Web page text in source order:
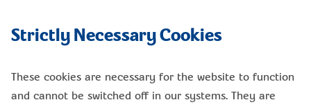
Strictly Necessary Cookies
These cookies are necessary for the website to function
and cannot be switched off in our systems. They are